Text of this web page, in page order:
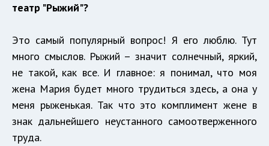
театр "Рыжий"?
Это самый популярный вопрос! Я его люблю. Тут
много смыслов. Рыжий – значит солнечный, яркий,
не такой, как все. И главное: я понимал, что моя
жена Мария будет много трудиться здесь, а она у
меня рыженькая. Так что это комплимент жене в
знак дальнейшего неустанного самоотверженного
труда.